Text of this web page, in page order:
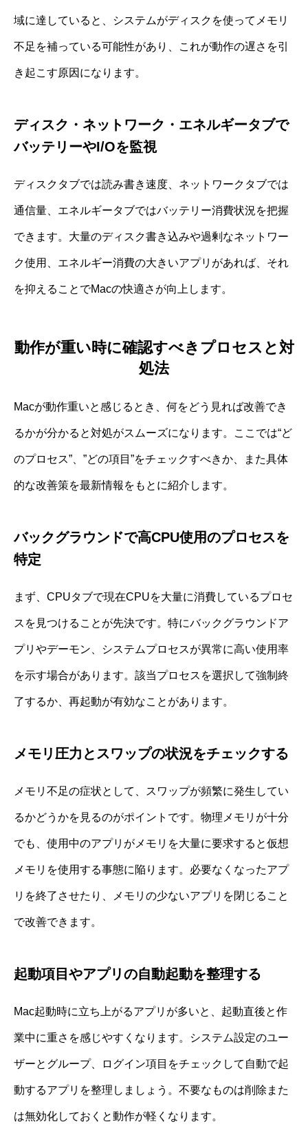
域に達していると、システムがディスクを使ってメモリ
不足を補っている可能性があり、これが動作の遅さを引
き起こす原因になります。
ディスク・ネットワーク・エネルギータブで
バッテリーやI/Oを監視
ディスクタブでは読み書き速度、ネットワークタブでは
通信量、エネルギータブではバッテリー消費状況を把握
できます。大量のディスク書き込みや過剰なネットワー
ク使用、エネルギー消費の大きいアプリがあれば、それ
を抑えることでMacの快適さが向上します。
動作が重い時に確認すべきプロセスと対
処法
Macが動作重いと感じるとき、何をどう見れば改善でき
るかが分かると対処がスムーズになります。ここでは“ど
のプロセス”、”どの項目”をチェックすべきか、また具体
的な改善策を最新情報をもとに紹介します。
バックグラウンドで高CPU使用のプロセスを
特定
まず、CPUタブで現在CPUを大量に消費しているプロセ
スを見つけることが先決です。特にバックグラウンドア
プリやデーモン、システムプロセスが異常に高い使用率
を示す場合があります。該当プロセスを選択して強制終
了するか、再起動が有効なことがあります。
メモリ圧力とスワップの状況をチェックする
メモリ不足の症状として、スワップが頻繁に発生してい
るかどうかを見るのがポイントです。物理メモリが十分
でも、使用中のアプリがメモリを大量に要求すると仮想
メモリを使用する事態に陥ります。必要なくなったアプ
リを終了させたり、メモリの少ないアプリを閉じること
で改善できます。
起動項目やアプリの自動起動を整理する
Mac起動時に立ち上がるアプリが多いと、起動直後と作
業中に重さを感じやすくなります。システム設定のユー
ザーとグループ、ログイン項目をチェックして自動で起
動するアプリを整理しましょう。不要なものは削除また
は無効化しておくと動作が軽くなります。